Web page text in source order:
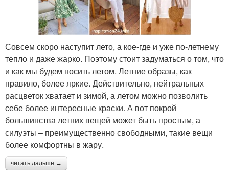
Совсем скоро наступит лето, а кое-где и уже по-летнему
тепло и даже жарко. Поэтому стоит задуматься о том, что
и как мы будем носить летом. Летние образы, как
правило, более яркие. Действительно, нейтральных
расцветок хватает и зимой, а летом можно позволить
себе более интересные краски. А вот покрой
большинства летних вещей может быть простым, а
силуэты – преимущественно свободными, такие вещи
более комфортны в жару.
читать дальше →